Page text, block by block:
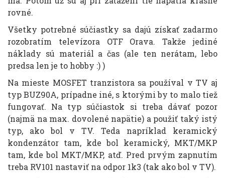
rovné.
Všetky potrebné súčiastky sa dajú získať zadarmo
rozobratím televízora OTF Orava. Takže jediné
náklady sú materiál a čas (ale ten nerátam, lebo
predsa len je to hobby :) )
Na mieste MOSFET tranzistora sa používal v TV aj
typ BUZ90A, prípadne iné, s ktorými by to malo tiež
fungovať. Na typ súčiastok si treba dávať pozor
(najmä na max. dovolené napätie) a použiť taký istý
typ, ako bol v TV. Teda napríklad keramický
kondenzátor tam, kde bol keramický, MKT/MKP
tam, kde bol MKT/MKP, atď. Pred prvým zapnutím
treba RV101 nastaviť na odpor 1k3 (tak ako bol v TV).